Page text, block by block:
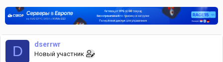
о
е
м
ы
а
а
л
и
D dserrwr
Новый участник